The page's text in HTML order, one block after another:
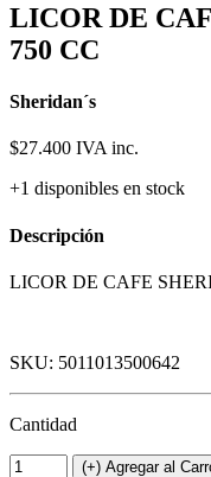
LICOR DE
750 CC
Sheridan´s
$27.400 IVA inc.
+1 disponibles en stock
Descripción
LICOR DE CAFE
SKU: 5011013500642
Cantidad
(+) Agregar al